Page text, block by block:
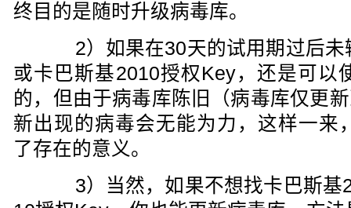
终目的是随时升级病毒库。
2）如果在30天的试用期过后未
或卡巴斯基2010授权Key，还是可以
的，但由于病毒库陈旧（病毒库仅更
新出现的病毒会无能为力，这样一来
了存在的意义。
3）当然，如果不想找卡巴斯基